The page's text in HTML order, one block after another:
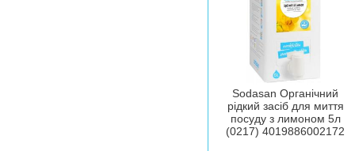
Sodasan Органічний
рідкий засіб для миття
посуду з лимоном 5л
(0217) 4019886002172